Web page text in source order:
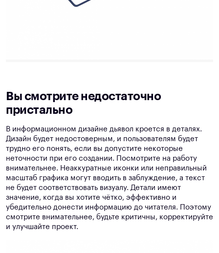
Вы смотрите недостаточно
пристально
В информационном дизайне дьявол кроется в деталях.
Дизайн будет недостоверным, и пользователям будет
трудно его понять, если вы допустите некоторые
неточности при его создании. Посмотрите на работу
внимательнее. Неаккуратные иконки или неправильный
масштаб графика могут вводить в заблуждение, а текст
не будет соответствовать визуалу. Детали имеют
значение, когда вы хотите чётко, эффективно и
убедительно донести информацию до читателя. Поэтому
смотрите внимательнее, будьте критичны, корректируйте
и улучшайте проект.